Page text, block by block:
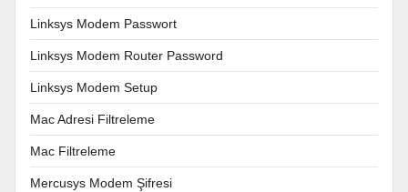
Linksys Modem Passwort
Linksys Modem Router Password
Linksys Modem Setup
Mac Adresi Filtreleme
Mac Filtreleme
Mercusys Modem Şifresi